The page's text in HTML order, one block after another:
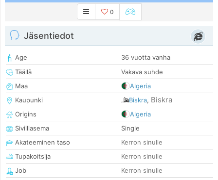
0
Jäsentiedot
Age
36 vuotta vanha
Täällä
Vakava suhde
Maa
Algeria
Kaupunki
Biskra, Biskra
Origins
Algeria
Siviiliasema
Single
Akateeminen taso
Kerron sinulle
Tupakoitsija
Kerron sinulle
Job
Kerron sinulle